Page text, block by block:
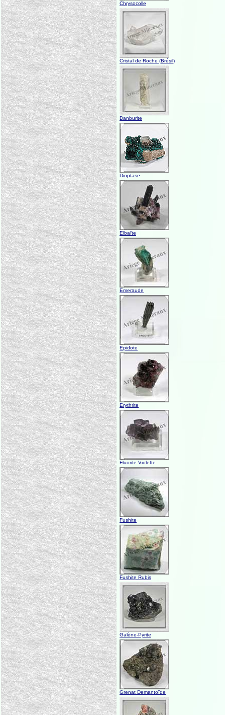
Chrysocolle
Cristal de Roche (Brésil)
Danburite
Dioptase
Elbaïte
Emeraude
Epidote
Erythrite
Fluorite Violette
Fushite
Fushite Rubis
Galène-Pyrite
Grenat Demantoïde